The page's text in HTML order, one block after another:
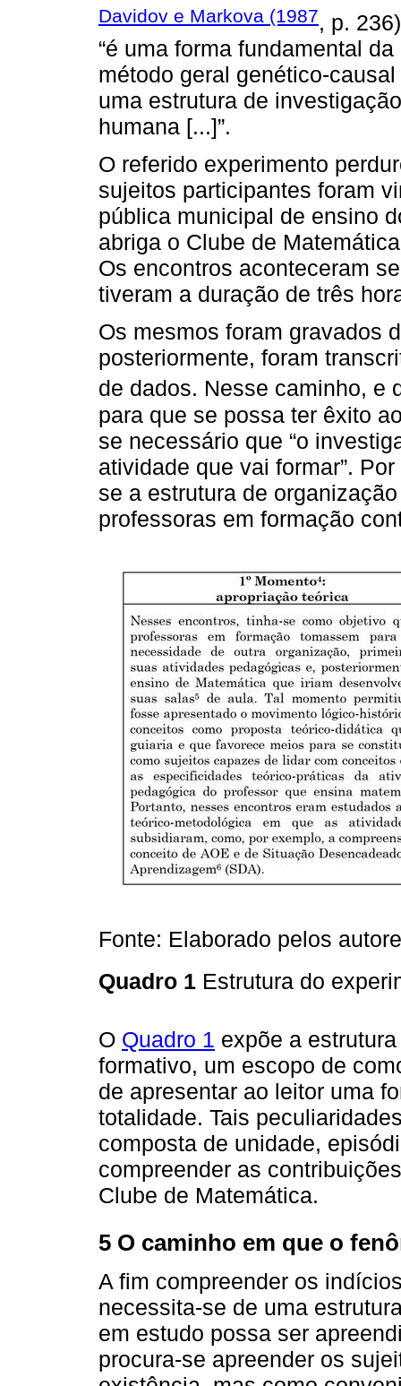
Davidov e Markova (1987, p.
“é uma forma fundamental
método geral genético-
uma estrutura de
humana [...]”.
O referido experimento
sujeitos participantes foram
pública municipal de ensino
abriga o Clube de
Os encontros aconteceram
tiveram a duração de três
Os mesmos foram gravados
posteriormente, foram
de dados. Nesse caminho, e
para que se possa ter êxito
se necessário que “o
atividade que vai formar”.
se a estrutura de
professoras em formação
Fonte: Elaborado pelos
Quadro 1 Estrutura do
O Quadro 1 expõe a
formativo, um escopo de
de apresentar ao leitor uma
totalidade. Tais
composta de unidade,
compreender as
Clube de Matemática.
5 O caminho em que o
A fim compreender os
necessita-se de uma
em estudo possa ser
procura-se apreender os